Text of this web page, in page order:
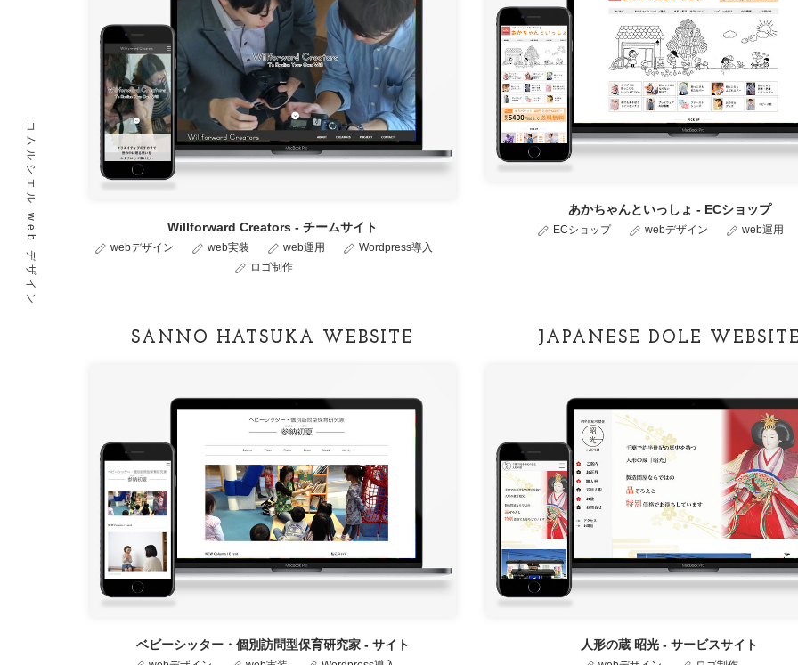
コムルシエル web デザイン Willforward Creators - チームサイト
webデザイン web実装 web運用
Wordpress導入
ロゴ制作
あかちゃんといっしょ - ECショップ
ECショップ webデザイン web運用
SANNO HATSUKA WEBSITE
ベビーシッター・個別訪問型保育研究家 - サイト
JAPANESE DOLE
人形の蔵 昭光 - サービスサイト